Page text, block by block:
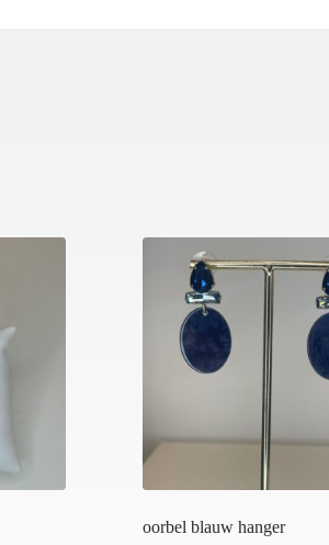
oorbel blauw hanger